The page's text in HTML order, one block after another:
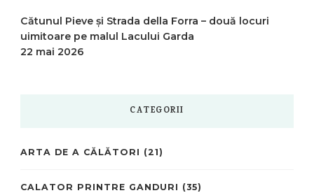
Cătunul Pieve și Strada della Forra – două locuri
uimitoare pe malul Lacului Garda
22 mai 2026
CATEGORII
ARTA DE A CĂLĂTORI (21)
CALATOR PRINTRE GANDURI (35)